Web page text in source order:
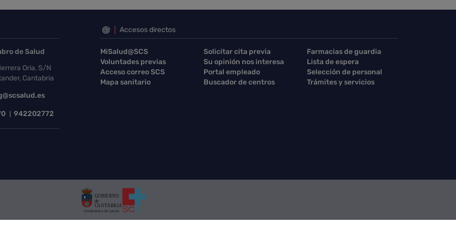
de Salud
Oria, S/N
Cantabria
942202772
Accesos directos
MiSalud@SCS Solicitar cita previa
Farmacias de guardia
Voluntades previas
Su opinión nos interesa
Lista de espera
Acceso correo SCS
Portal empleado
Selección de personal
Mapa sanitario
Buscador de centros Trámites y servicios